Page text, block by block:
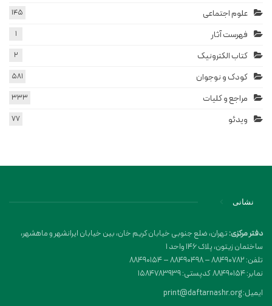
علوم اجتماعی 145
فهرست آثار 1
کتاب الکترونیک 2
کودک و نوجوان 581
مراجع و کلیات 333
ویدئو 77
نشانی
دفتر مرکزی:تهران، ضلع جنوبی خیابان کریم خان، بین خیابان ایرانشهر و ماهشهر،
ساختمان زیتون، پلاک 146 واحد 1
تلفن: 88490782 – 88490498 – 88490154
نمابر: 88490154 کدپستی: 1584783939
ایمیل: print@daftarnashr.org